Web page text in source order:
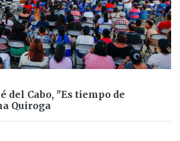
del Cabo, "Es tiempo de
Quiroga